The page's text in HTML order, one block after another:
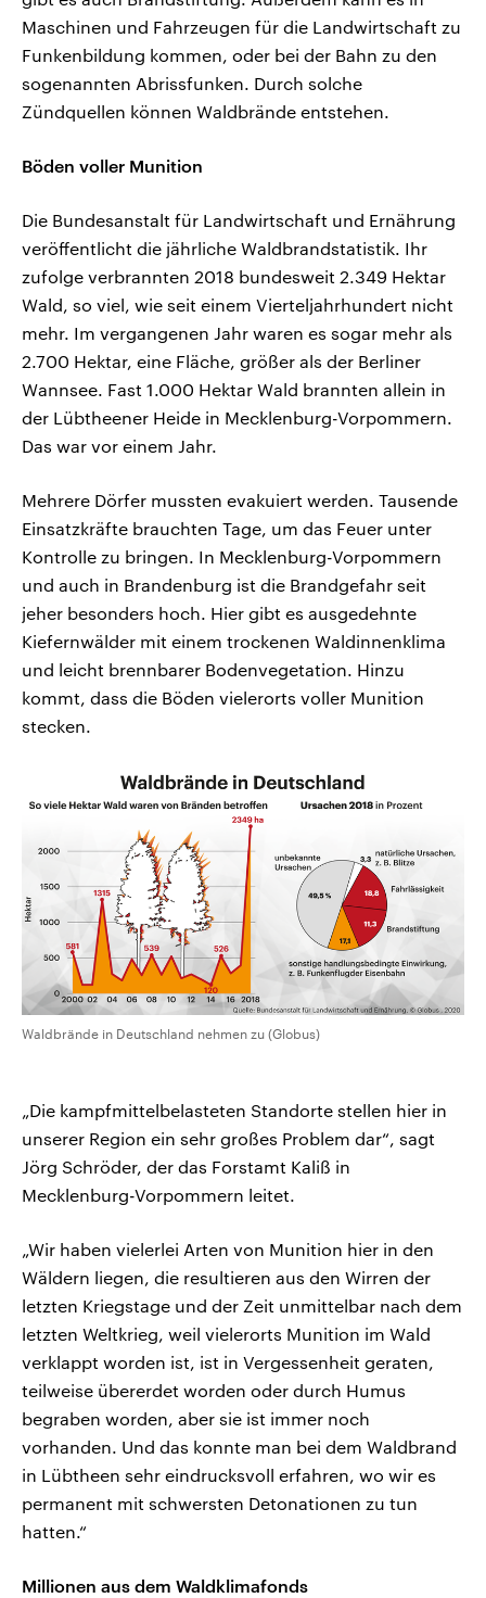
Maschinen und Fahrzeugen für die Landwirtschaft zu
Funkenbildung kommen, oder bei der Bahn zu den
sogenannten Abrissfunken. Durch solche
Zündquellen können Waldbrände entstehen.
Böden voller Munition
Die Bundesanstalt für Landwirtschaft und Ernährung
veröffentlicht die jährliche Waldbrandstatistik. Ihr
zufolge verbrannten 2018 bundesweit 2.349 Hektar
Wald, so viel, wie seit einem Vierteljahrhundert nicht
mehr. Im vergangenen Jahr waren es sogar mehr als
2.700 Hektar, eine Fläche, größer als der Berliner
Wannsee. Fast 1.000 Hektar Wald brannten allein in
der Lübtheener Heide in Mecklenburg-Vorpommern.
Das war vor einem Jahr.
Mehrere Dörfer mussten evakuiert werden. Tausende
Einsatzkräfte brauchten Tage, um das Feuer unter
Kontrolle zu bringen. In Mecklenburg-Vorpommern
und auch in Brandenburg ist die Brandgefahr seit
jeher besonders hoch. Hier gibt es ausgedehnte
Kiefernwälder mit einem trockenen Waldinnenklima
und leicht brennbarer Bodenvegetation. Hinzu
kommt, dass die Böden vielerorts voller Munition
stecken.
Waldbrände in Deutschland nehmen zu (Globus)
„Die kampfmittelbelasteten Standorte stellen hier in
unserer Region ein sehr großes Problem dar“, sagt
Jörg Schröder, der das Forstamt Kaliß in
Mecklenburg-Vorpommern leitet.
„Wir haben vielerlei Arten von Munition hier in den
Wäldern liegen, die resultieren aus den Wirren der
letzten Kriegstage und der Zeit unmittelbar nach dem
letzten Weltkrieg, weil vielerorts Munition im Wald
verklappt worden ist, ist in Vergessenheit geraten,
teilweise übererdet worden oder durch Humus
begraben worden, aber sie ist immer noch
vorhanden. Und das konnte man bei dem Waldbrand
in Lübtheen sehr eindrucksvoll erfahren, wo wir es
permanent mit schwersten Detonationen zu tun
hatten.“
Millionen aus dem Waldklimafonds